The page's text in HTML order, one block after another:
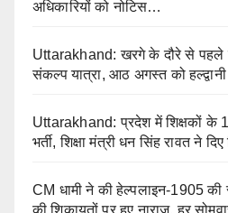
अधिकारियों को नोटिस…
Uttarakhand: खरगे के दौरे से पहले
संकल्प यात्रा, आठ अगस्त को
Uttarakhand: प्रदेश में शिक्षकों के
भर्ती, शिक्षा मंत्री धन सिंह रावत ने दिए
CM धामी ने की हेल्पलाइन-1905 की